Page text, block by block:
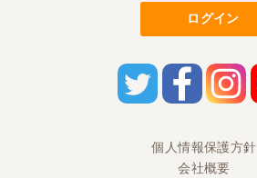
ログイン
個人情報保護方針
会社概要